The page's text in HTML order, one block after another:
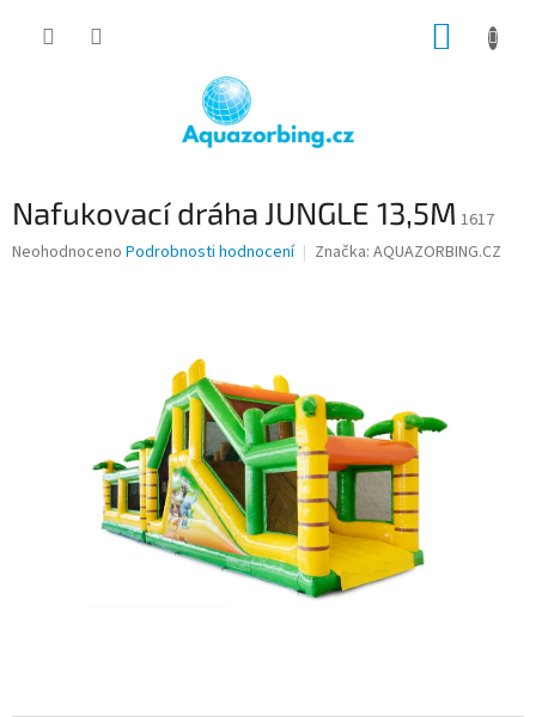
Nafukovací dráha JUNGLE 13,5M 1617
Průměrné
Neohodnoceno Podrobnosti hodnocení Značka: AQUAZORBING.CZ